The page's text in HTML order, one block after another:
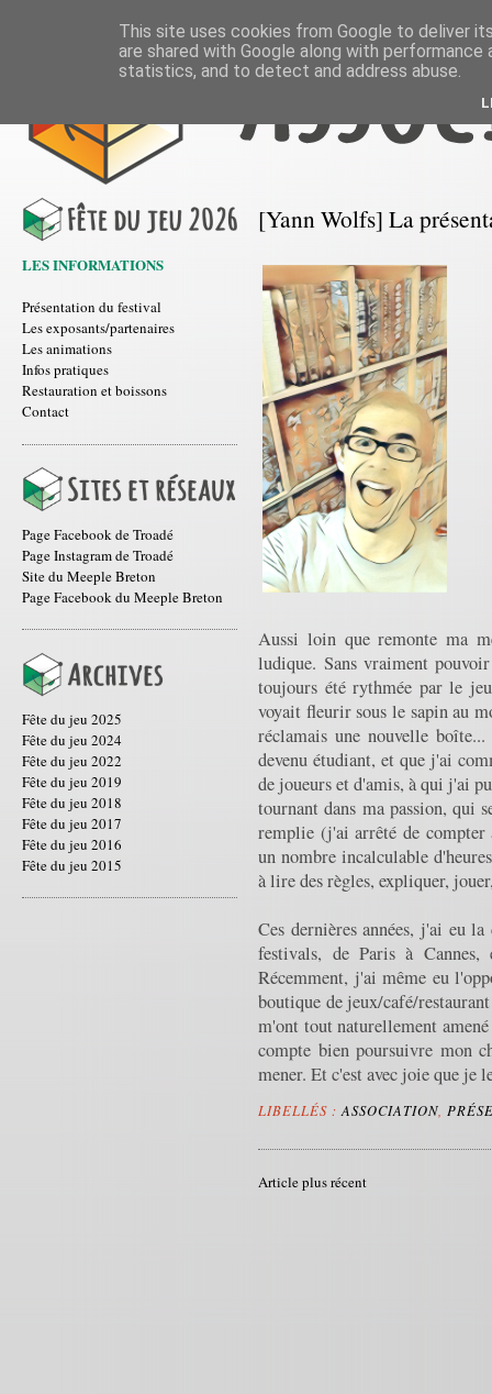
LES INFORMATIONS
Présentation du festival
Les exposants/partenaires
Les animations
Infos pratiques
Restauration et boissons
Contact
Page Facebook de Troadé
Page Instagram de Troadé
Site du Meeple Breton
Page Facebook du Meeple Breton
Fête du jeu 2025
Fête du jeu 2024
Fête du jeu 2022
Fête du jeu 2019
Fête du jeu 2018
Fête du jeu 2017
Fête du jeu 2016
Fête du jeu 2015
[Yann Wolfs] La
Aussi loin que remonte ma
ludique. Sans vraiment
toujours été rythmée par le
voyait fleurir sous le sapin au
réclamais une nouvelle
devenu étudiant, et que j'ai
de joueurs et d'amis, à qui j'ai
tournant dans ma passion, qui
remplie (j'ai arrêté de
un nombre incalculable
à lire des règles, expliquer,
Ces dernières années, j'ai eu
festivals, de Paris à
Récemment, j'ai même eu
boutique de jeux/café/
m'ont tout naturellement
compte bien poursuivre mon
mener. Et c'est avec joie que je
LIBELLÉS :ASSOCIATION
Article plus récent
This site uses cookies from Google to deliver
are shared with Google along with
statistics, and to detect and address abuse.